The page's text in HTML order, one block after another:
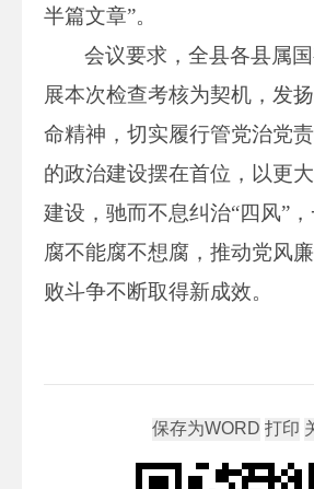
半篇文章”。
会议要求，全县各县属
展本次检查考核为契机，发
命精神，切实履行管党治党
的政治建设摆在首位，以更
建设，驰而不息纠治“四风”
腐不能腐不想腐，推动党风
败斗争不断取得新成效。